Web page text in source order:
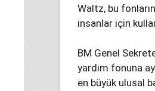
Waltz, bu
insanlar için
BM Genel
yardım fonuna
en büyük ulusal